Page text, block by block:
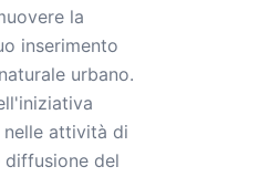
la
inserimento
urbano.
nelle attività di
del